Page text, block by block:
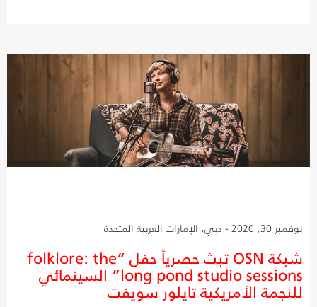
نوفمبر 30, 2020 - دبي، الإمارات العربية المتحدة
شبكة OSN تبث حصرياً حفل “folklore: the
long pond studio sessions” السينمائي
للنجمة الأمريكية تايلور سويفت